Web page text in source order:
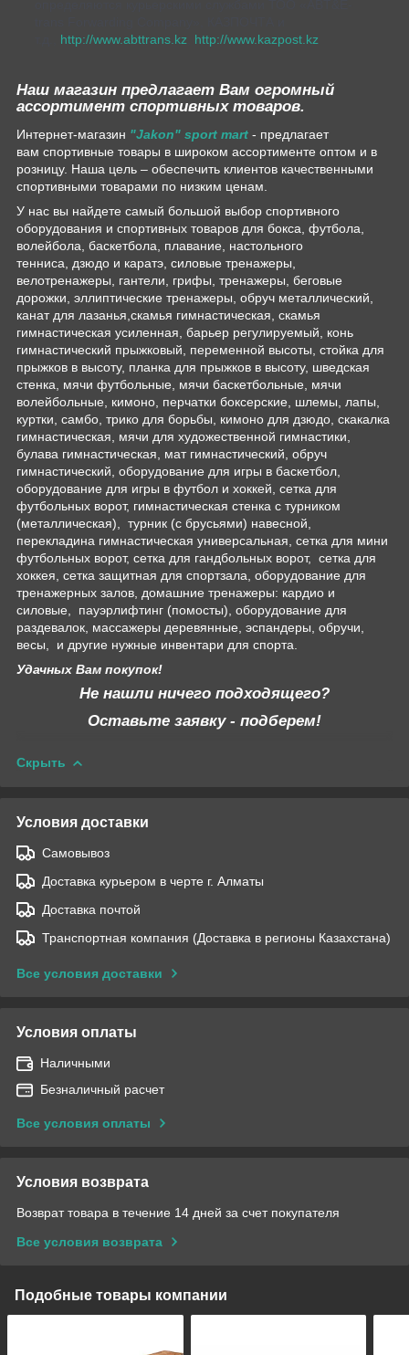
http://www.abttrans.kz http://www.kazpost.kz
Наш магазин предлагает Вам огромный
ассортимент спортивных товаров.
Интернет-магазин "Jakon" sport mart - предлагает
вам спортивные товары в широком ассортименте оптом и в
розницу. Наша цель – обеспечить клиентов качественными
спортивными товарами по низким ценам.
У нас вы найдете самый большой выбор спортивного
оборудования и спортивных товаров для бокса, футбола,
волейбола, баскетбола, плавание, настольного
тенниса, дзюдо и каратэ, силовые тренажеры,
велотренажеры, гантели, грифы, тренажеры, беговые
дорожки, эллиптические тренажеры, обруч металлический,
канат для лазанья,скамья гимнастическая, скамья
гимнастическая усиленная, барьер регулируемый, конь
гимнастический прыжковый, переменной высоты, стойка для
прыжков в высоту, планка для прыжков в высоту, шведская
стенка, мячи футбольные, мячи баскетбольные, мячи
волейбольные, кимоно, перчатки боксерские, шлемы, лапы,
куртки, самбо, трико для борьбы, кимоно для дзюдо, скакалка
гимнастическая, мячи для художественной гимнастики,
булава гимнастическая, мат гимнастический, обруч
гимнастический, оборудование для игры в баскетбол,
оборудование для игры в футбол и хоккей, сетка для
футбольных ворот, гимнастическая стенка с турником
(металлическая), турник (с брусьями) навесной,
перекладина гимнастическая универсальная, сетка для мини
футбольных ворот, сетка для гандбольных ворот, сетка для
хоккея, сетка защитная для спортзала, оборудование для
тренажерных залов, домашние тренажеры: кардио и
силовые, пауэрлифтинг (помосты), оборудование для
раздевалок, массажеры деревянные, эспандеры, обручи,
весы, и другие нужные инвентари для спорта.
Удачных Вам покупок!
Не нашли ничего подходящего?
Оставьте заявку - подберем!
Скрыть
Условия доставки
Самовывоз
Доставка курьером в черте г. Алматы
Доставка почтой
Транспортная компания (Доставка в регионы Казахстана)
Все условия доставки
Условия оплаты
Наличными
Безналичный расчет
Все условия оплаты
Условия возврата
Возврат товара в течение 14 дней за счет покупателя
Все условия возврата
Подобные товары компании